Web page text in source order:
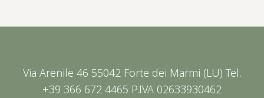
Via Arenile 46 55042 Forte dei Marmi (LU) Tel.
+39 366 672 4465 P.IVA 02633930462